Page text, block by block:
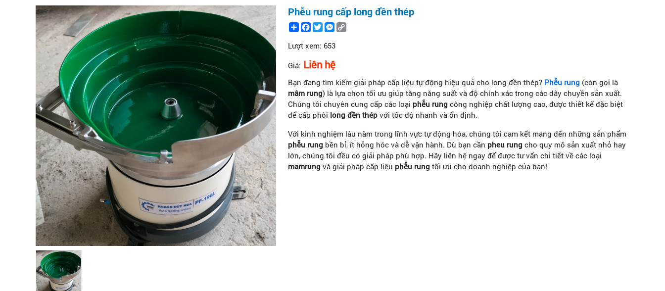
Phễu rung cấp long đền thép
ShareFacebook
TwitterMessenger
Lượt xem: 653
Giá: Liên hệ
Bạn đang tìm kiếm giải pháp cấp liệu tự động hiệu quả cho long đền thép? Phễu rung (còn gọi là
mâm rung) là lựa chọn tối ưu giúp tăng năng suất và độ chính xác trong các dây chuyền sản xuất.
Chúng tôi chuyên cung cấp các loại phễu rung công nghiệp chất lượng cao, được thiết kế đặc biệt
để cấp phôi long đền thép với tốc độ nhanh và ổn định.
Với kinh nghiệm lâu năm trong lĩnh vực tự động hóa, chúng tôi cam kết mang đến những sản phẩm
phễu rung bền bỉ, ít hỏng hóc và dễ vận hành. Dù bạn cần pheu rung cho quy mô sản xuất nhỏ hay
lớn, chúng tôi đều có giải pháp phù hợp. Hãy liên hệ ngay để được tư vấn chi tiết về các loại
mamrung và giải pháp cấp liệu phễu rung tối ưu cho doanh nghiệp của bạn!